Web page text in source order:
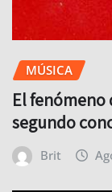
MÚSICA
El fenómeno
segundo
Brit